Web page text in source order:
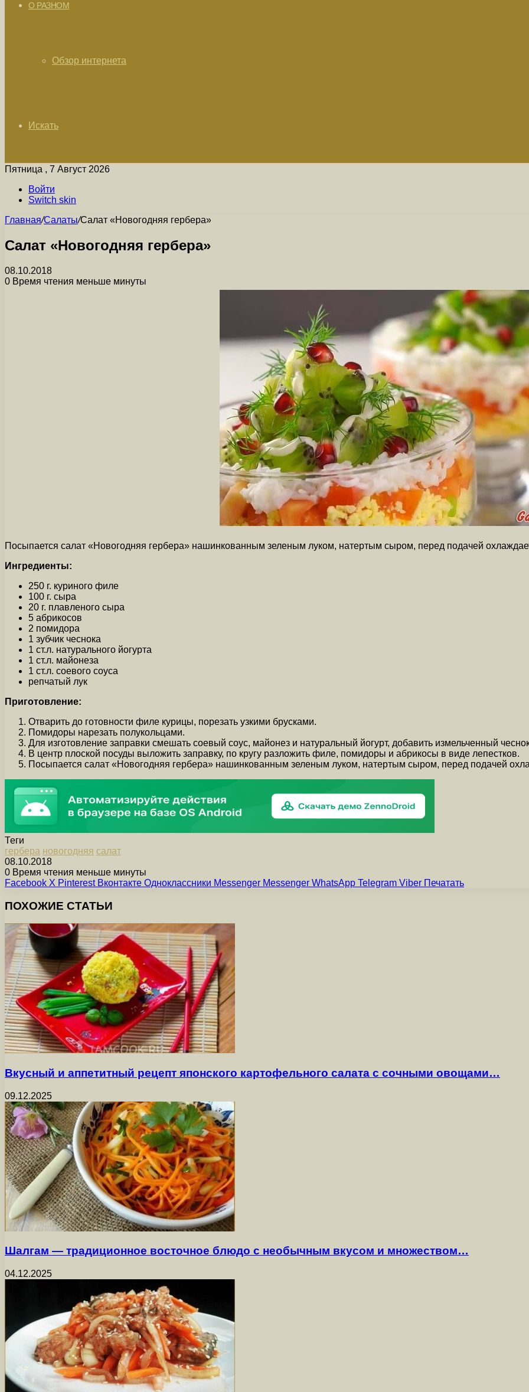
О РАЗНОМ
Обзор интернета
Искать
Пятница , 7 Август 2026
Войти
Switch skin
Главная/Салаты/Салат «Новогодняя гербера»
Салат «Новогодняя гербера»
08.10.2018
0 Время чтения меньше минуты
Посыпается салат «Новогодняя гербера» нашинкованным зеленым луком, натертым сыром, перед подачей
Ингредиенты:
250 г. куриного филе
100 г. сыра
20 г. плавленого сыра
5 абрикосов
2 помидора
1 зубчик чеснока
1 ст.л. натурального йогурта
1 ст.л. майонеза
1 ст.л. соевого соуса
репчатый лук
Приготовление:
Отварить до готовности филе курицы, порезать узкими брусками.
Помидоры нарезать полукольцами.
Для изготовление заправки смешать соевый соус, майонез и натуральный йогурт, добавить измельченный
В центр плоской посуды выложить заправку, по кругу разложить филе, помидоры и абрикосы в виде лепестков.
Посыпается салат «Новогодняя гербера» нашинкованным зеленым луком, натертым сыром, перед подачей
Теги
гербера новогодняя салат
08.10.2018
0 Время чтения меньше минуты
Facebook X Pinterest Вконтакте Одноклассники Messenger Messenger WhatsApp Telegram Viber Печатать
ПОХОЖИЕ СТАТЬИ
Вкусный и аппетитный рецепт японского картофельного салата с сочными овощами…
09.12.2025
Шалгам — традиционное восточное блюдо с необычным вкусом и множеством…
04.12.2025